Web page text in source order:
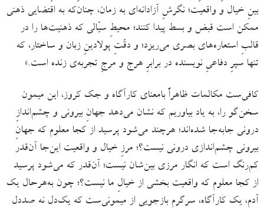
بینِ خیال و واقعیت؛ نگرشِ آزادانه‌ای به زمان، چنان‌که به اقتضایی ذهنی
ممکن است قبض و بسط پیدا کنند؛ محیطِ سیّالی که ذهنیت‌ها را در
قالبِ استعاره‌های بصری می‌ریزد؛ و دقّتِ پولادینِ زبان و ساختار، که
تنها سپرِ دفاعیِ نویسنده در برابرِ هرج و مرجِ تجربه‌ی زنده است.»
کافی‌ست مکالمات ظاهراً بامعنای کارآگاه و جک کروز، این میمون
سخن‌گو را، به یاد بیاوریم که نشان می‌دهد جهانِ بیرونی و چشم‌اندازِ
درونی جابه‌جا شده‌اند؛ هرچند می‌شود پرسید از کجا معلوم که جهانِ
بیرونی چشم‌اندازی درونی نیست؟؛ مرزِ خیال و واقعیت این‌جا آن‌قدر
کم‌رنگ است که انگار مرزی بین‌شان نیست؛ آن‌قدر که می‌شود پرسید
از کجا معلوم که واقعیت بخشی از خیالِ ما نیست؟؛ چون به‌هرحال یک
آدم، یک کارآگاه، سرگرم بازجویی از میمونی‌ست که یک‌دل نه صددل